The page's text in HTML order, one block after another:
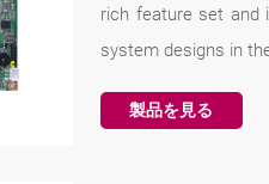
rich feature set and
system designs in
製品を見る